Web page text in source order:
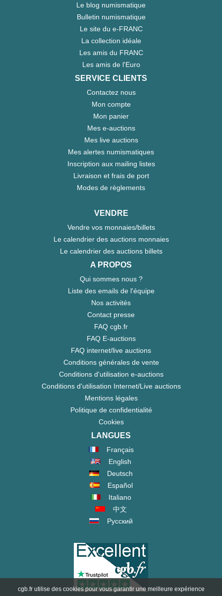
Le blog numismatique
Bulletin numismatique
Le site du e-FRANC
La collection idéale
Les amis du FRANC
Les amis de l'Euro
SERVICE CLIENTS
Contactez nous
Mon compte
Mon panier
Mes e-auctions
Mes live auctions
Mes alertes numismatiques
Inscription aux mailing listes
Livraison et frais de port
Modes de règlements
VENDRE
Vendre vos monnaies/billets
Le calendrier des auctions monnaies
Le calendrier des auctions billets
A PROPOS
Qui sommes nous ?
Liste des emails de l'équipe
Nos activités
Contact presse
FAQ cgb.fr
FAQ E-auctions
FAQ internet/live auctions
Conditions générales de vente
Conditions d'utilisation e-auctions
Conditions d'utilisation Internet/Live auctions
Mentions légales
Politique de confidentialité
Cookies
LANGUES
Français
English
Deutsch
Español
Italiano
中文
Русский
cgb.fr utilise des cookies pour vous garantir une meilleure expérience